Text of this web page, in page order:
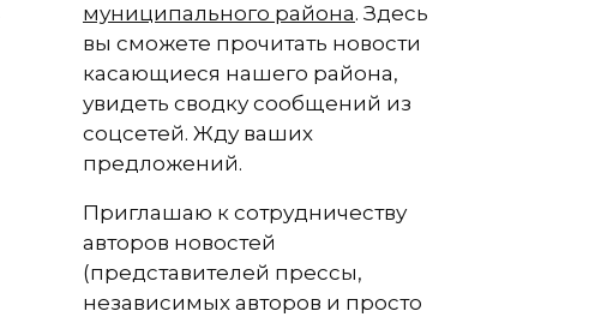
муниципального района. Здесь
вы сможете прочитать новости
касающиеся нашего района,
увидеть сводку сообщений из
соцсетей. Жду ваших
предложений.
Приглашаю к сотрудничеству
авторов новостей
(представителей прессы,
независимых авторов и просто